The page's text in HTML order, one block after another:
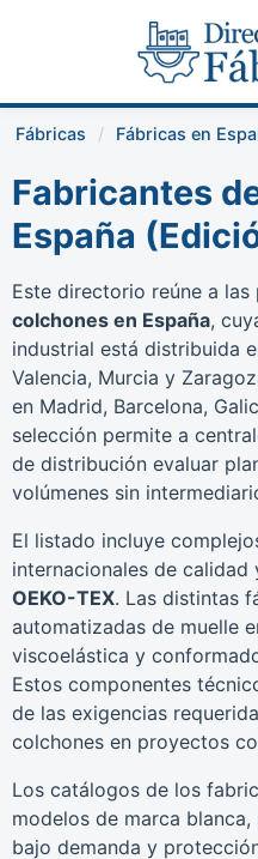
Fábricas Fábricas en
Fabricantes
España
Este directorio reúne a las
colchones en España,
industrial está distribuida
Valencia, Murcia y
en Madrid, Barcelona,
selección permite a
de distribución evaluar
volúmenes sin
El listado incluye
internacionales de calidad
OEKO-TEX. Las distintas
automatizadas de muelle
viscoelástica y
Estos componentes
de las exigencias
colchones en proyectos
Los catálogos de los
modelos de marca
bajo demanda y